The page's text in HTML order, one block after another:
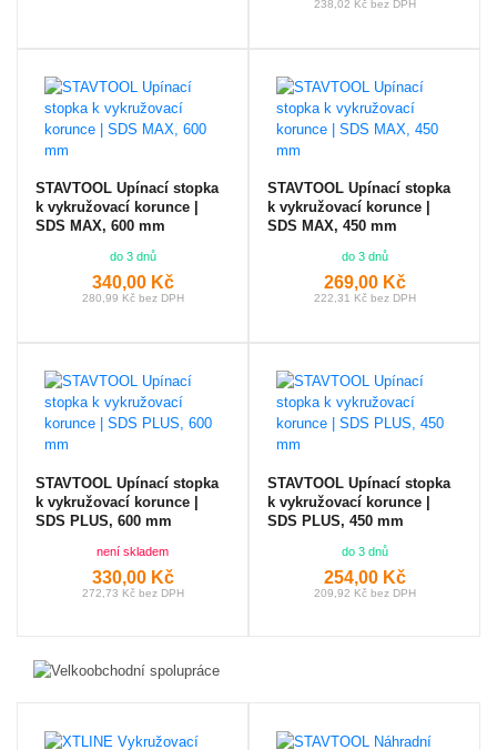
238,02 Kč bez DPH
STAVTOOL Upínací stopka
k vykružovací korunce |
SDS MAX, 600 mm
do 3 dnů
340,00 Kč
280,99 Kč bez DPH
STAVTOOL Upínací stopka
k vykružovací korunce |
SDS MAX, 450 mm
do 3 dnů
269,00 Kč
222,31 Kč bez DPH
STAVTOOL Upínací stopka
k vykružovací korunce |
SDS PLUS, 600 mm
není skladem
330,00 Kč
272,73 Kč bez DPH
STAVTOOL Upínací stopka
k vykružovací korunce |
SDS PLUS, 450 mm
do 3 dnů
254,00 Kč
209,92 Kč bez DPH